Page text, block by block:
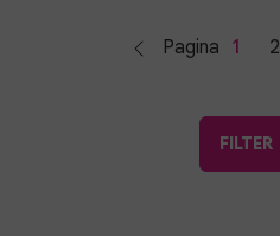
Pagina 1 2
filter